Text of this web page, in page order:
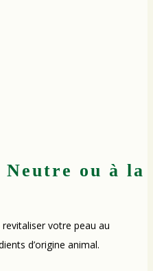
Neutre ou à la
votre peau au
d’origine animal.